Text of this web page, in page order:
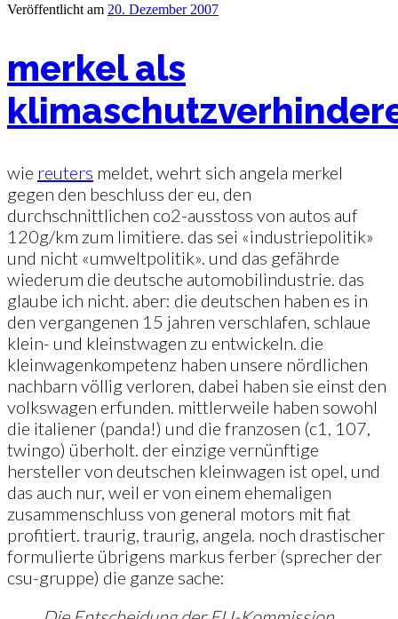
Veröffentlicht am 20. Dezember 2007
merkel als
wie reuters meldet, wehrt sich angela merkel
gegen den beschluss der eu, den
durchschnittlichen co2-ausstoss von autos auf
120g/km zum limitiere. das sei «industriepolitik»
und nicht «umweltpolitik». und das gefährde
wiederum die deutsche automobilindustrie. das
glaube ich nicht. aber: die deutschen haben es in
den vergangenen 15 jahren verschlafen, schlaue
klein- und kleinstwagen zu entwickeln. die
kleinwagenkompetenz haben unsere nördlichen
nachbarn völlig verloren, dabei haben sie einst den
volkswagen erfunden. mittlerweile haben sowohl
die italiener (panda!) und die franzosen (c1, 107,
twingo) überholt. der einzige vernünftige
hersteller von deutschen kleinwagen ist opel, und
das auch nur, weil er von einem ehemaligen
zusammenschluss von general motors mit fiat
profitiert. traurig, traurig, angela. noch drastischer
formulierte übrigens markus ferber (sprecher der
csu-gruppe) die ganze sache: